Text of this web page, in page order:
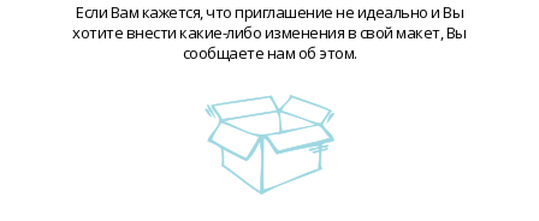
Если Вам кажется, что приглашение не идеально и Вы
хотите внести какие-либо изменения в свой макет, Вы
сообщаете нам об этом.